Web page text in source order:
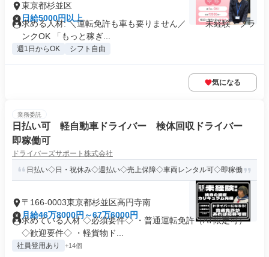
東京都杉並区
日給5000円以上
求める人材: ＼運転免許も車も要りません／ 未経験・ブラ
ンクOK 「もっと稼ぎ...
週1日からOK シフト自由
気になる
業務委託
日払い可 軽自動車ドライバー 検体回収ドライバー
即稼働可
ドライバーズサポート株式会社
日払い◇日・祝休み◇週払い◇売上保障◇車両レンタル可◇即稼働
〒166-0003東京都杉並区高円寺南
月給46万8000円～67万6000円
求めている人材 ◇必須要件◇ ・普通運転免許（AT限定可）
◇歓迎要件◇ ・軽貨物ド...
社員登用あり +14個